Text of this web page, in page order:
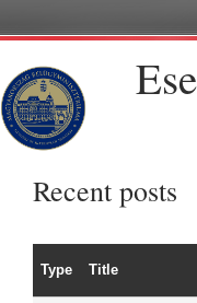
Recent posts
Type Title